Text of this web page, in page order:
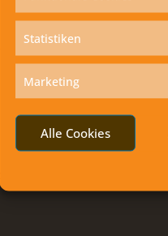
Statistiken
Marketing
Alle Cookies